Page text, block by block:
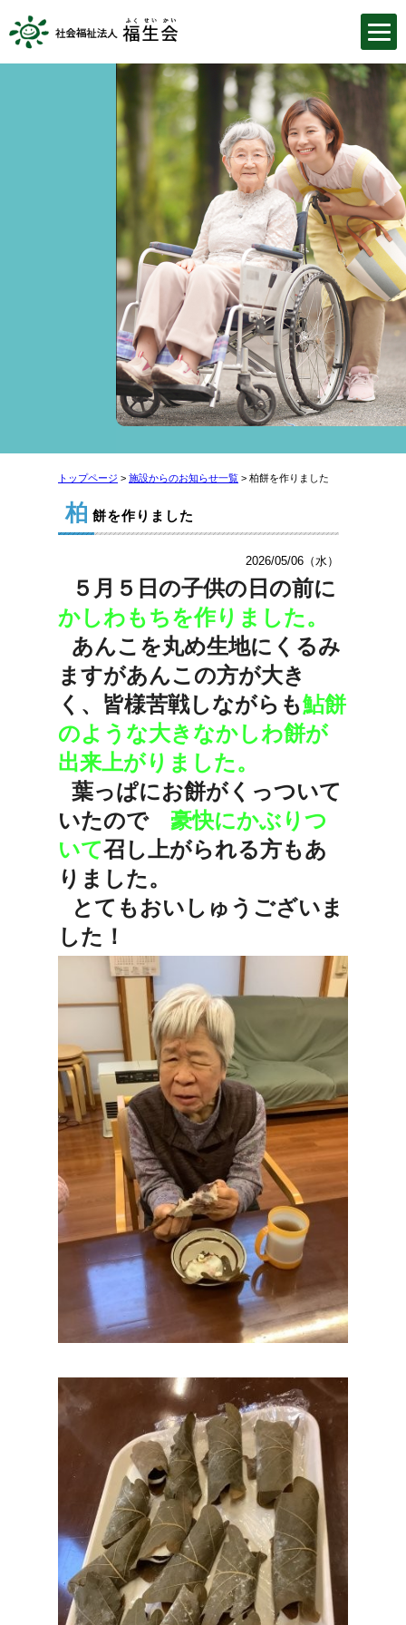
トップページ > 施設からのお知らせ一覧 > 柏餅を作りました
柏 餅を作りました
2026/05/06（水）
５月５日の子供の日の前に
かしわもちを作りました。
あんこを丸め生地にくるみ
ますがあんこの方が大き
く、皆様苦戦しながらも鮎餅
のような大きなかしわ餅が
出来上がりました。
葉っぱにお餅がくっついて
いたので 豪快にかぶり つ
いて召し上がられる方もあ
りました。
とてもおいしゅうございま
した！